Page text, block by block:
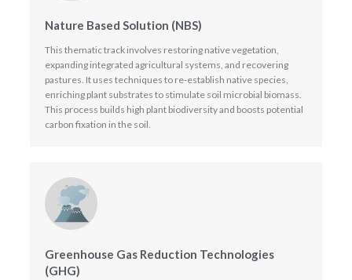
Nature Based Solution (NBS)
This thematic track involves restoring native vegetation,
expanding integrated agricultural systems, and recovering
pastures. It uses techniques to re-establish native species,
enriching plant substrates to stimulate soil microbial biomass.
This process builds high plant biodiversity and boosts potential
carbon fixation in the soil.
Greenhouse Gas Reduction Technologies
(GHG)